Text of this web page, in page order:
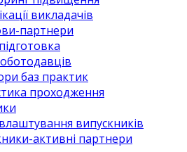
викладачів
партнери
баз практик
проходження
випускників
активні партнери